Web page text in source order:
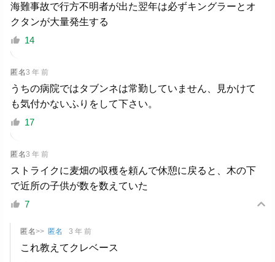
海難事故で行方不明者が出た翌年は必ずキングラーとオ
クタンが大量発生する
14
匿名3 年 前
うちの病院ではタブンネは常勤していません、見かけて
も気付かないふりをして下さい。
17
匿名3 年 前
ストライクに麦畑の収穫を頼んで休憩に戻ると、木の下
で近所の子供が数を数えていた
7
匿名>>匿名 3 年 前
これ教えてクレベース